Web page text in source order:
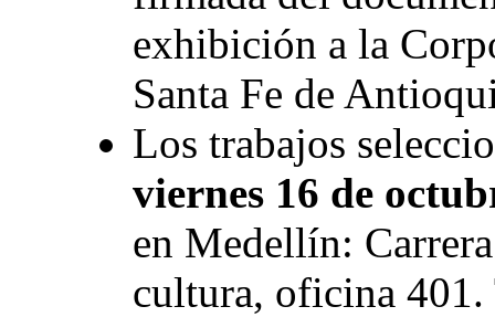
exhibición a la
Santa Fe de
Los trabajos
viernes 16 de
en Medellín:
cultura, oficina